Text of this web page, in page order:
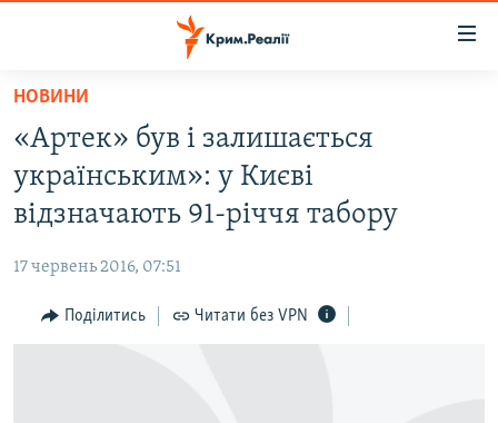
Перейти
основного
матеріалу
Перейти
до
основної
навігації
Перейти
до
ВОДА.КРИМ
ВІДЕО ТА ФОТО
БЛОГИ
ПОГЛЯД
НОВИНИ
«Артек» був і залишається
українським»: у Києві
відзначають 91-річчя табору
17 червень 2016, 07:51
Поділитись Читати без VPN